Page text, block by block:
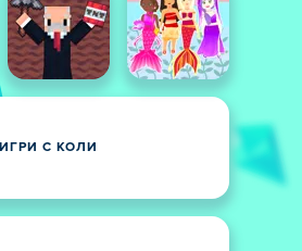
ИГРИ С КОЛИ